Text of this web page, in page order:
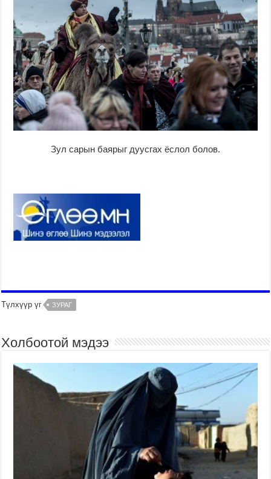
Зул сарын баярыг дуусгах ёслол болов.
Түлхүүр үг ЗУРАГ
Холбоотой мэдээ